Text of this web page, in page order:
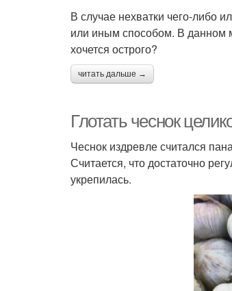
В случае нехватки чего-либо
или иным способом. В данном
хочется острого?
читать дальше →
Глотать чеснок
Чеснок издревле считался
Считается, что достаточно
укрепилась.